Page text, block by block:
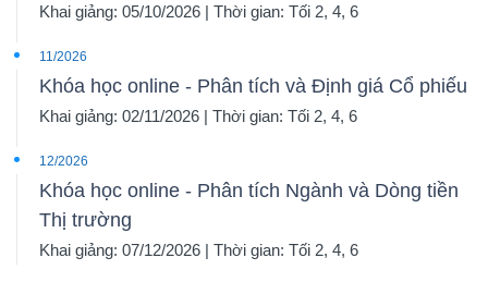
Khai giảng: 05/10/2026 | Thời gian: Tối 2, 4, 6
11/2026
Khóa học online - Phân tích và Định giá Cổ phiếu
Khai giảng: 02/11/2026 | Thời gian: Tối 2, 4, 6
12/2026
Khóa học online - Phân tích Ngành và Dòng tiền
Thị trường
Khai giảng: 07/12/2026 | Thời gian: Tối 2, 4, 6